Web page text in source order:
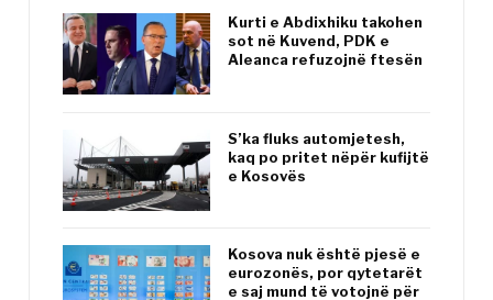
Kurti e Abdixhiku takohen
sot në Kuvend, PDK e
Aleanca refuzojnë ftesën
S’ka fluks automjetesh,
kaq po pritet nëpër kufijtë
e Kosovës
Kosova nuk është pjesë e
eurozonës, por qytetarët
e saj mund të votojnë për